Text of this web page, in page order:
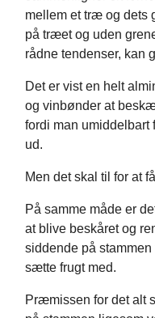
mellem et træ og dets
på træet og uden
rådne tendenser, kan
Det er vist en helt
og vinbønder at
fordi man umiddelbart
ud.
Men det skal til for at
På samme måde er
at blive beskåret og
siddende på
sætte frugt med.
Præmissen for det alt